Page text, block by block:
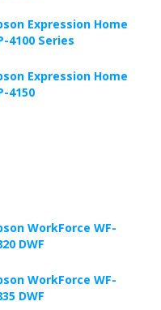
Expression Home
4100 Series
Expression Home
4150
WorkForce WF-
DWF
WorkForce WF-
DWF